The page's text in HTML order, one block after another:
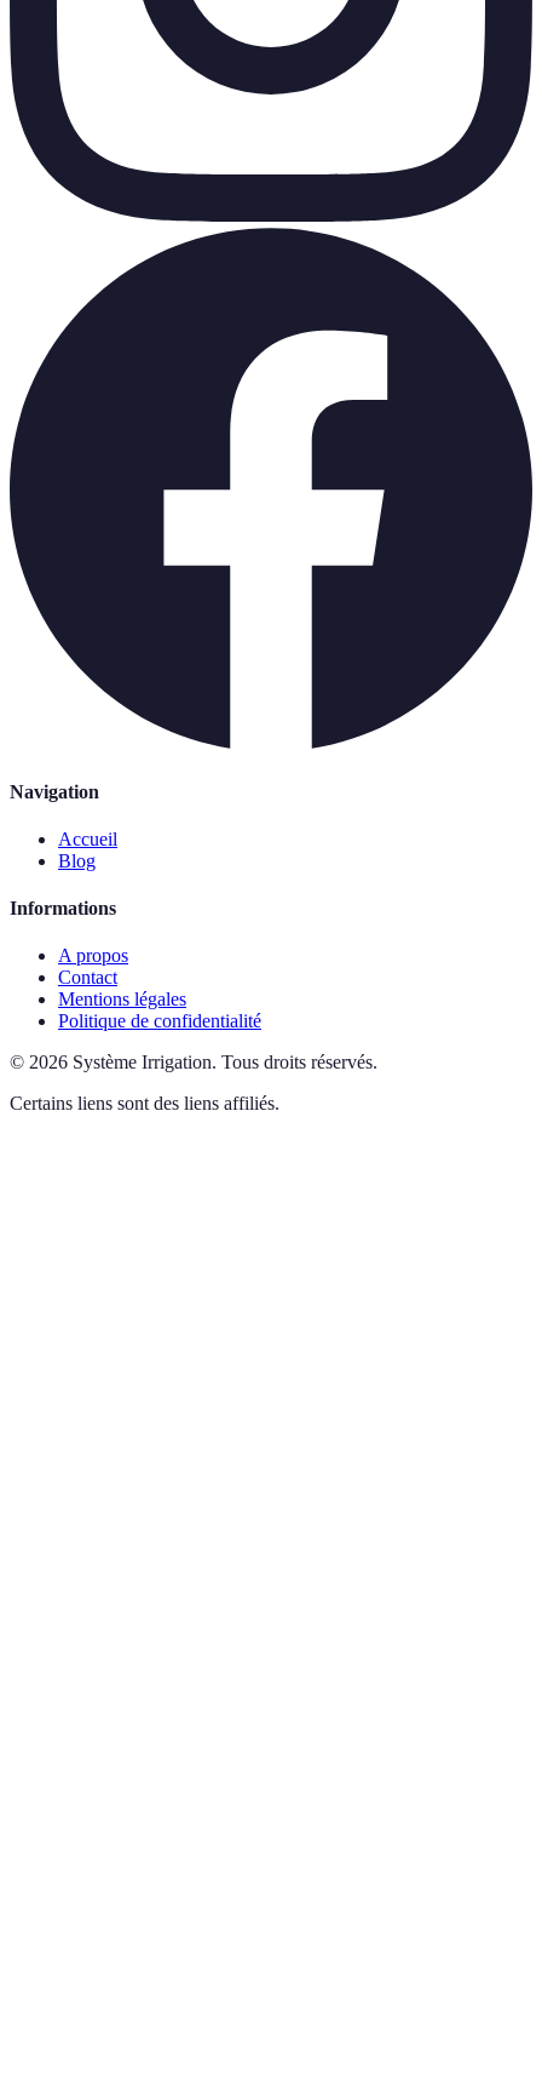
Navigation
Accueil
Blog
Informations
A propos
Contact
Mentions légales
Politique de confidentialité
© 2026 Système Irrigation. Tous droits réservés.
Certains liens sont des liens affiliés.